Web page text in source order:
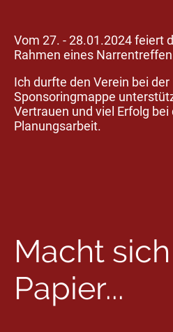
Vom 27. - 28.01.2024 feiert
Rahmen eines
Ich durfte den Verein bei
Sponsoringmappe
Vertrauen und viel Erfolg
Planungsarbeit.
Macht
Papier...